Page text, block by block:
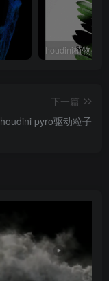
houdini植物生长
下一篇
houdini pyro驱动粒子